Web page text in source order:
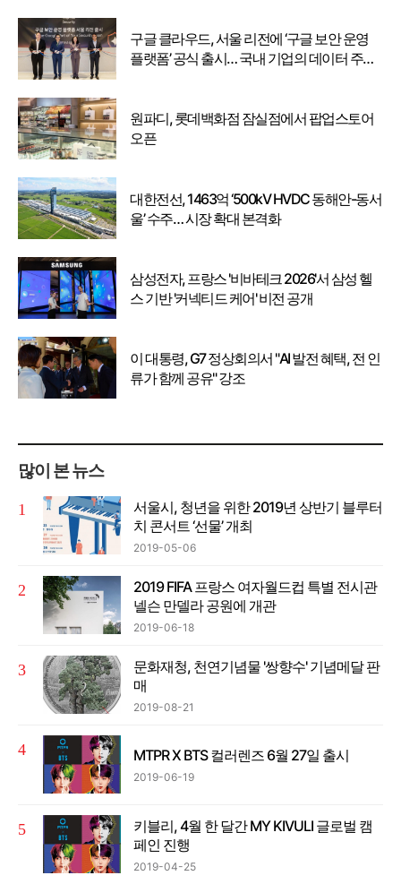
구글 클라우드, 서울 리전에 ‘구글 보안 운영
플랫폼’ 공식 출시… 국내 기업의 데이터 주권
원파디, 롯데백화점 잠실점에서 팝업스토어
오픈
대한전선, 1463억 ‘500kV HVDC 동해안-동서
울’ 수주… 시장 확대 본격화
삼성전자, 프랑스 '비바테크 2026'서 삼성 헬
스 기반 '커넥티드 케어' 비전 공개
이 대통령, G7 정상회의서 "AI 발전 혜택, 전 인
류가 함께 공유" 강조
많이 본 뉴스
서울시, 청년을 위한 2019년 상반기 블루터
치 콘서트 ‘선물’ 개최
2019-05-06
2019 FIFA 프랑스 여자월드컵 특별 전시관
넬슨 만델라 공원에 개관
2019-06-18
문화재청, 천연기념물 '쌍향수' 기념메달 판
매
2019-08-21
MTPR X BTS 컬러렌즈 6월 27일 출시
2019-06-19
키블리, 4월 한 달간 MY KIVULI 글로벌 캠
페인 진행
2019-04-25